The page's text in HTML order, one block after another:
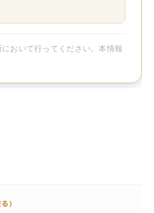
おいて行ってください。本情報